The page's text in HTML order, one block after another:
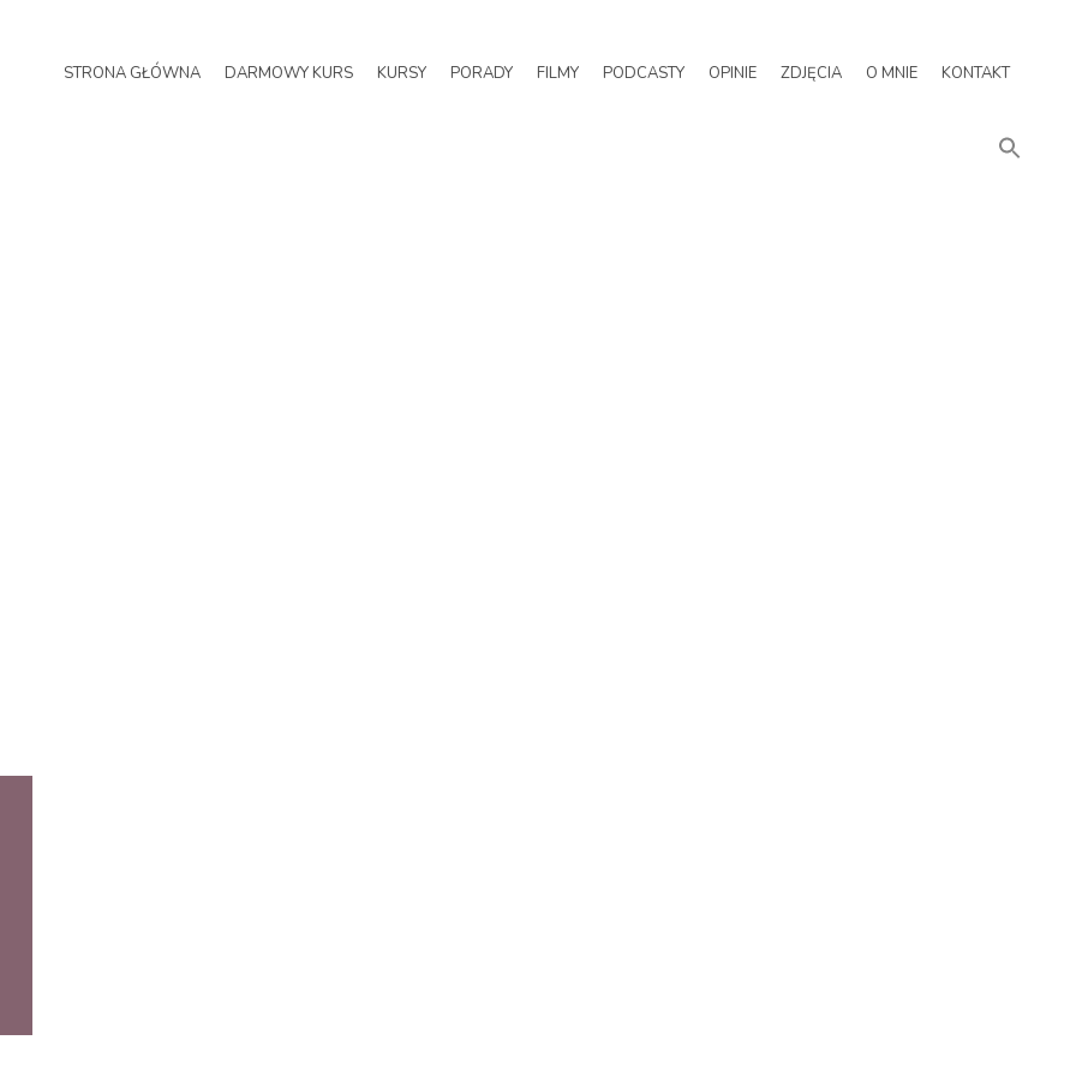
STRONA GŁÓWNA DARMOWY KURS KURSY PORADY FILMY PODCASTY OPINIE ZDJĘCIA O MNIE KONTAKT